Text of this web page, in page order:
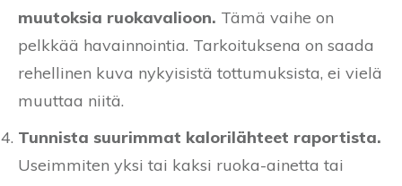
muutoksia ruokavalioon. Tämä vaihe on
pelkkää havainnointia. Tarkoituksena on saada
rehellinen kuva nykyisistä tottumuksista, ei vielä
muuttaa niitä.
Tunnista suurimmat kalorilähteet raportista.
Useimmiten yksi tai kaksi ruoka-ainetta tai